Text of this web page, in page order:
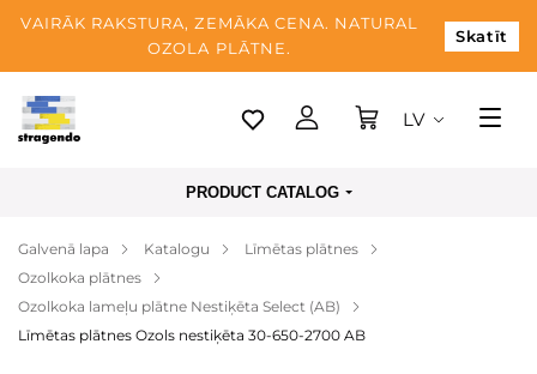
VAIRĀK RAKSTURA, ZEMĀKA CENA. NATURAL
OZOLA PLĀTNE.
Skatīt
Tallina
Apmaksa
Par mums
Blogs
LV
PRODUCT CATALOG
Galvenā lapa Katalogu
Līmētas plātnes
Ozolkoka plātnes
Ozolkoka lameļu plātne Nestiķēta Select (AB)
Līmētas plātnes Ozols nestiķēta 30-650-2700 AB